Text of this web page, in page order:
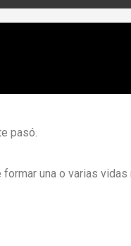
pasó.
una o varias